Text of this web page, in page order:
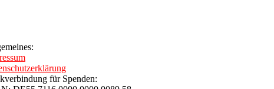
für Spenden: